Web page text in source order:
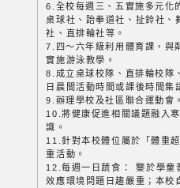
6.全校每週三、五實施多元化
桌球社、跆拳道社、扯鈴社、
社、直排輪社等。
7.四～六年級利用體育課，與
實施游泳教學。
8.成立桌球校隊、直排輪校隊
日晨間活動時間或課後時間集
9.辦理學校及社區聯合運動會
10.將健康促進相關議題融入
識。
11.針對本校體位屬於「體重
重活動。
12.每週一日蔬食： 鑒於學童
效應環境問題日趨嚴重；本